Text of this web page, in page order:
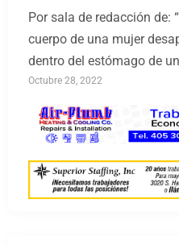
Por sala de redacción de:
cuerpo de una mujer
dentro del estómago de
Octubre 28, 2022